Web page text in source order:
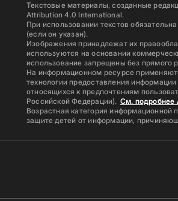
Текстовые материалы, созданные
Attribution 4.0 International.
При использовании текстов
(если он указан).
Изображения принадлежат их
используются на основании
использование запрещены без прямого
На информационном ресурсе
технологии предоставления
относящихся к предпочтениям
Российской Федерации). См. подробнее
Возрастная категория
защите детей от информации,